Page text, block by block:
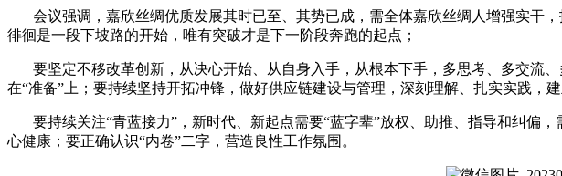
会议强调，嘉欣丝绸优质发展其时已至、其势已成，需全体嘉欣丝绸人增强实干
徘徊是一段下坡路的开始，唯有突破才是下一阶段奔跑的起点；
要坚定不移改革创新，从决心开始、从自身入手，从根本下手，多思考、多交流
在“准备”上；要持续坚持开拓冲锋，做好供应链建设与管理，深刻理解、扎实实践，建
要持续关注“青蓝接力”，新时代、新起点需要“蓝字辈”放权、助推、指导和纠偏
心健康；要正确认识“内卷”二字，营造良性工作氛围。